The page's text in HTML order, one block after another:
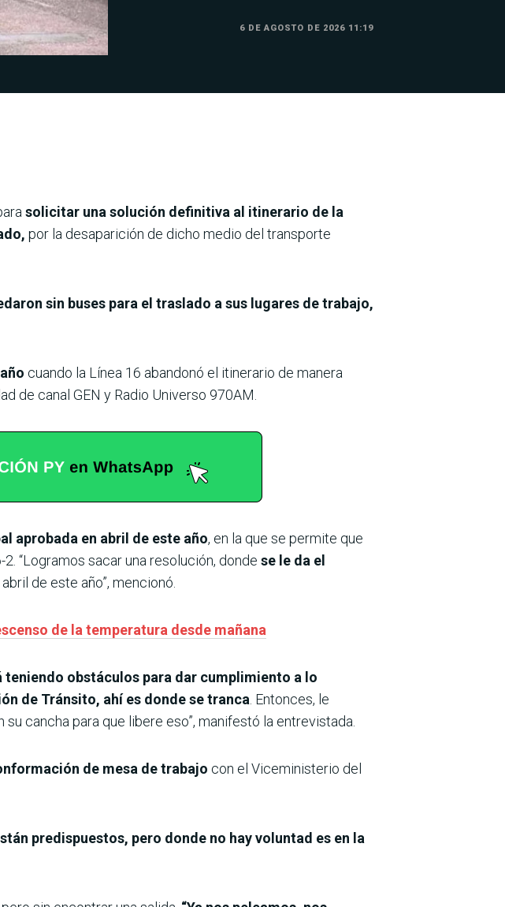
6 DE AGOSTO DE 2026 11:19
solicitar una solución definitiva al itinerario de la
por la desaparición de dicho medio del transporte
sin buses para el traslado a sus lugares de trabajo,
cuando la Línea 16 abandonó el itinerario de manera
de canal GEN y Radio Universo 970AM.
aprobada en abril de este año, en la que se permite que
“Logramos sacar una resolución, donde se le da el
de este año”, mencionó.
de la temperatura desde mañana
teniendo obstáculos para dar cumplimiento a lo
de Tránsito, ahí es donde se tranca. Entonces, le
cancha para que libere eso”, manifestó la entrevistada.
de mesa de trabajo con el Viceministerio del
predispuestos, pero donde no hay voluntad es en la